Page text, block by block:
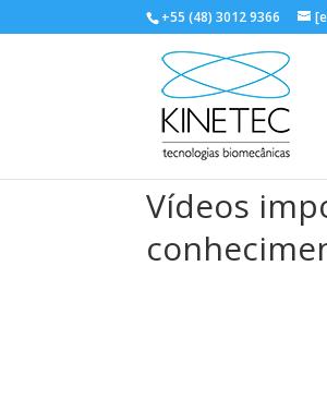
+55 (48) 3012 9366
Vídeos